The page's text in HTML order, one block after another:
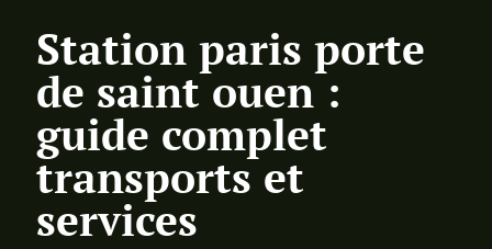
Station paris porte
de saint ouen :
guide complet
transports et
services